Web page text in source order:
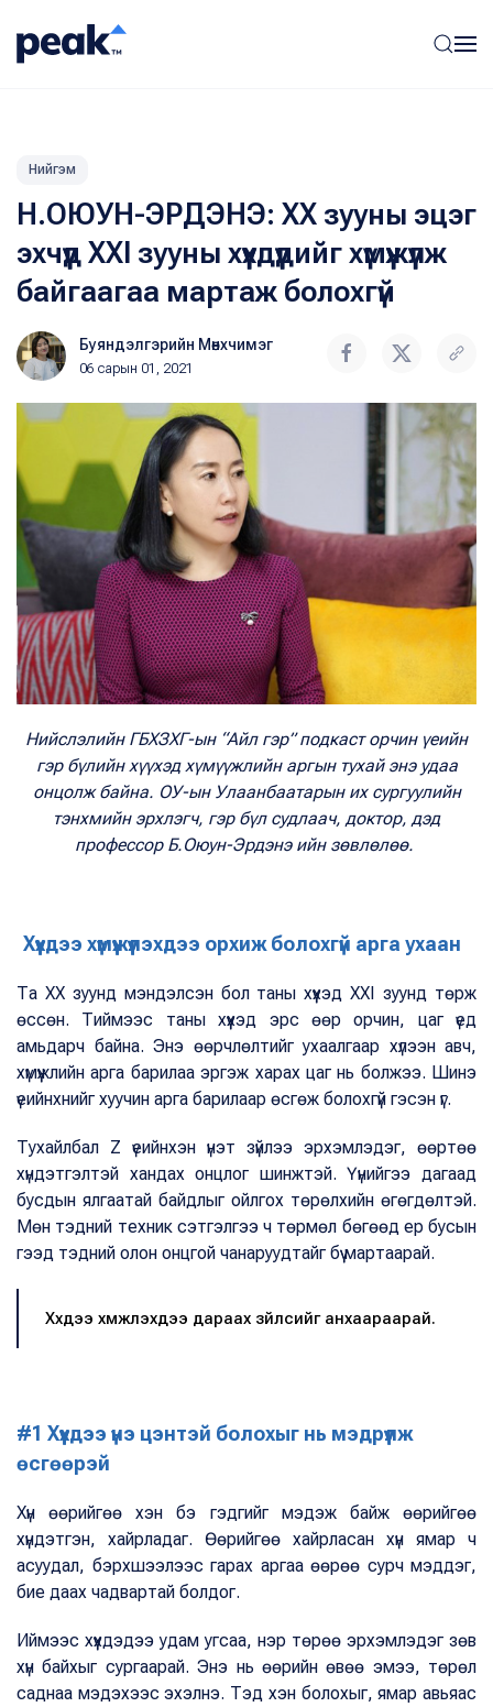
Нийгэм
Н.ОЮУН-ЭРДЭНЭ: XX зууны эцэг
эхчүүд XXI ​зууны хүүхдүүдийг хүмүүжүүлж
байгаагаа мартаж болохгүй
Буяндэлгэрийн Мөнхчимэг
06 сарын 01, 2021
Нийслэлийн ГБХЗХГ-ын “Айл гэр” подкаст орчин үеийн
гэр бүлийн хүүхэд хүмүүжлийн аргын тухай энэ удаа
онцолж байна. ОУ-ын Улаанбаатарын их сургуулийн
тэнхмийн эрхлэгч, гэр бүл судлаач, доктор, дэд
профессор Б.Оюун-Эрдэнэ ийн зөвлөлөө.
Хүүхдээ хүмүүжүүлэхдээ орхиж болохгүй арга ухаан
Та XX зуунд мэндэлсэн бол таны хүүхэд XXI зуунд төрж
өссөн. Тиймээс таны хүүхэд эрс өөр орчин, цаг үед
амьдарч байна. Энэ өөрчлөлтийг ухаалгаар хүлээн авч,
хүмүүжлийн арга барилаа эргэж харах цаг нь болжээ. Шинэ
үеийнхнийг хуучин арга барилаар өсгөж болохгүй гэсэн үг.
Тухайлбал Z үеийнхэн үнэт зүйлээ эрхэмлэдэг, өөртөө
хүндэтгэлтэй хандах онцлог шинжтэй. Үүнийгээ дагаад
бусдын ялгаатай байдлыг ойлгох төрөлхийн өгөгдөлтэй.
Мөн тэдний техник сэтгэлгээ ч төрмөл бөгөөд ер бусын
гээд тэдний олон онцгой чанаруудтайг бүү мартаарай.
Хүүхдээ хүмүүжүүлэхдээ дараах зүйлсийг анхаараарай.
#1 Хүүхдээ үнэ цэнтэй болохыг нь мэдрүүлж
өсгөөрэй
Хүн өөрийгөө хэн бэ гэдгийг мэдэж байж өөрийгөө
хүндэтгэн, хайрладаг. Өөрийгөө хайрласан хүн ямар ч
асуудал, бэрхшээлээс гарах аргаа өөрөө сурч мэддэг,
бие даах чадвартай болдог.
Иймээс хүүхдэдээ удам угсаа, нэр төрөө эрхэмлэдэг зөв
хүн байхыг сургаарай. Энэ нь өөрийн өвөө эмээ, төрөл
саднаа мэдэхээс эхэлнэ. Тэд хэн болохыг, ямар авьяас